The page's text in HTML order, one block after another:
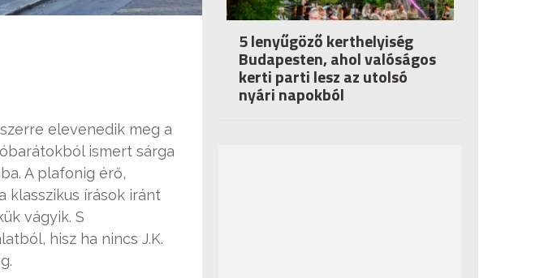
elevenedik meg a
ismert sárga
A plafonig érő,
klasszikus írások iránt
vágyik. S
hisz ha nincs J.K.
5 lenyűgöző kerthelyiség
Budapesten, ahol valóságos
kerti parti lesz az utolsó
nyári napokból